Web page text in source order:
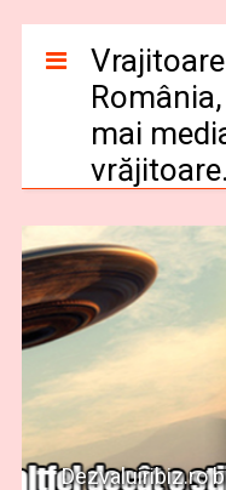
Vrajitoare
mai
vrăjitoare.
Dezvaluiribiz.ro